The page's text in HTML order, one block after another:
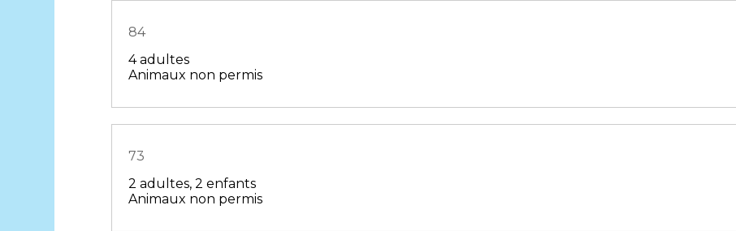
84
4 adultes
Animaux non permis
73
2 adultes, 2 enfants
Animaux non permis